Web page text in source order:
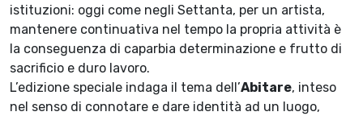
istituzioni: oggi come negli Settanta, per un artista,
mantenere continuativa nel tempo la propria attività è
la conseguenza di caparbia determinazione e frutto di
sacrificio e duro lavoro.
L’edizione speciale indaga il tema dell’Abitare, inteso
nel senso di connotare e dare identità ad un luogo,